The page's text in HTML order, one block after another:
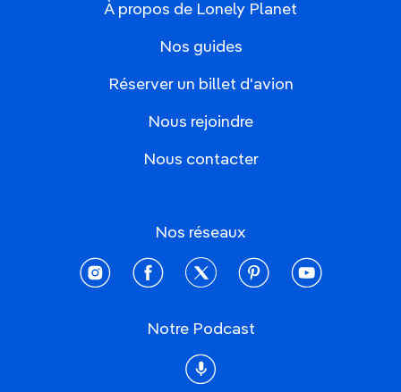
À propos de Lonely Planet
Nos guides
Réserver un billet d'avion
Nous rejoindre
Nous contacter
Nos réseaux
instagramfacebooktwitter pinterestyoutube
Notre Podcast
Podcast